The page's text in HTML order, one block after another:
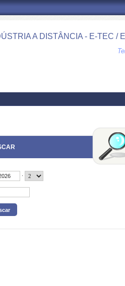
A DISTÂNCIA - E-TEC /